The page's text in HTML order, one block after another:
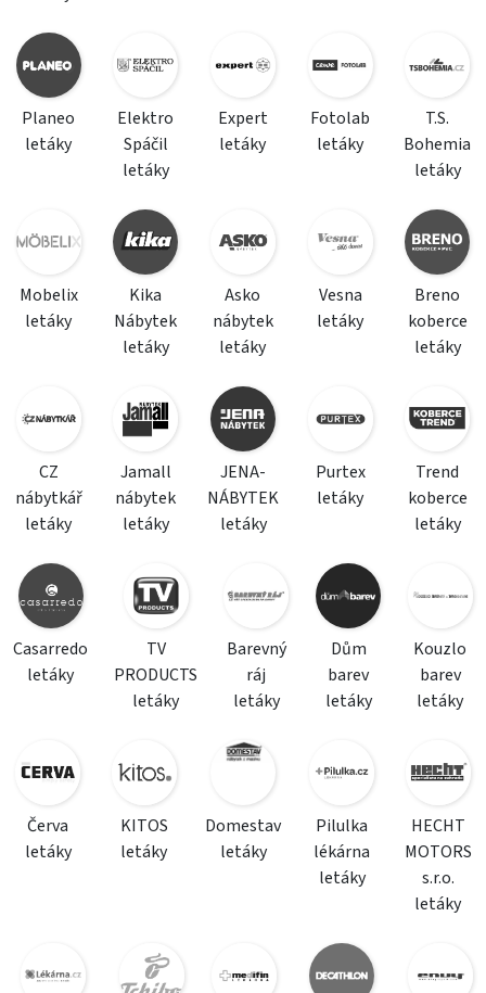
Planeo
letáky
Elektro
Spáčil
letáky
Expert
letáky
Fotolab
letáky
T.S.
Bohemia
letáky
Mobelix
letáky
Kika
Nábytek
letáky
Asko
nábytek
letáky
Vesna
letáky
Breno
koberce
letáky
CZ
nábytkář
letáky
Jamall
nábytek
letáky
JENA-
NÁBYTEK
letáky
Purtex
letáky
Trend
koberce
letáky
Casarredo
letáky
TV
PRODUCTS
letáky
Barevný
ráj
letáky
Dům
barev
letáky
Kouzlo
barev
letáky
Červa
letáky
KITOS
letáky
Domestav
letáky
Pilulka
lékárna
letáky
HECHT
MOTORS
s.r.o.
letáky